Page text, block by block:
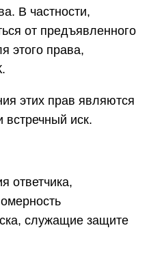
В частности,
от предъявленного
этого права,
этих прав являются
встречный иск.
ответчика,
служащие защите